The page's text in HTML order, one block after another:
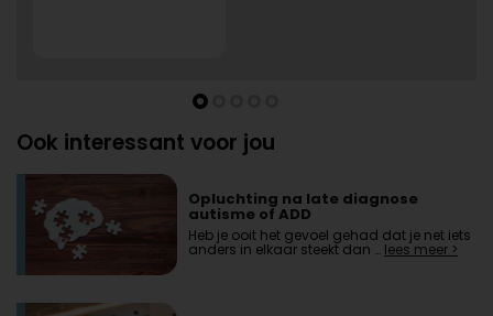
Ook interessant voor jou
Opluchting na late diagnose
autisme of ADD
Heb je ooit het gevoel gehad dat je net iets
anders in elkaar steekt dan … lees meer >